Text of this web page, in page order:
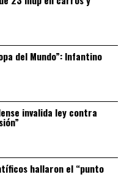
del Mundo”: Infantino
invalida ley contra
hallaron el “punto